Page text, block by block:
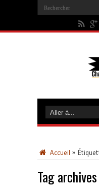
Accueil »
Tag